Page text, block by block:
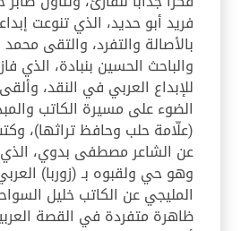
فريد أبو حديد، الذي تنوعت
بالأصالة والتفرد، والتقى محمد
والباحث الحسين بنبادة، الذي
للإبداع العربي في النقد،
الضوء على مسيرة الكاتب
(علّامة حلب وحافظ تراثها)،
عن الشاعر مصطفى بدوي، الذي
وهو حي ولقبوه بـ (زوربا)
المليجي عن الكاتب خليل
ظاهرة متفردة في القصة